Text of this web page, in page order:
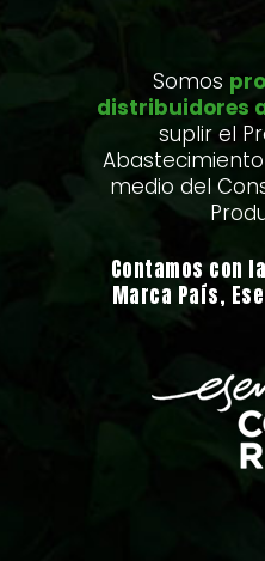
Somos
distribuidores
suplir el
medio del
Contamos con
Marca País,